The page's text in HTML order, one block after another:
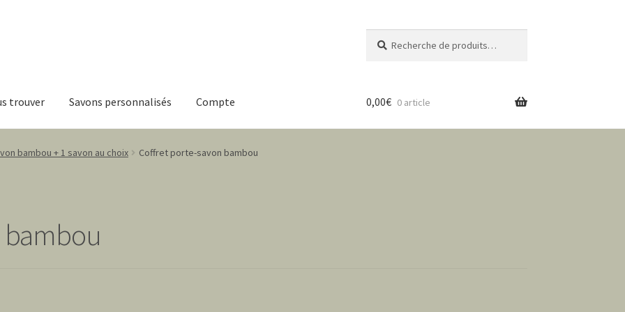
pour :
trouver Savons personnalisés Compte 0,00€ 0 article
bambou + 1 savon au choix Coffret porte-savon bambou